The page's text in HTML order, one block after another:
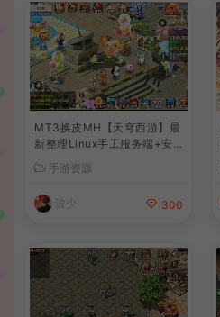
MT3换皮MH【天穹西游】最
新整理Linux手工服务端+安
卓苹果双端+GM后台+详细搭
建教程+全套源码+视频教程
手游资源
波少 300